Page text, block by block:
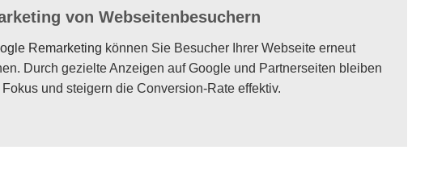
von Webseitenbesuchern
Remarketing können Sie Besucher Ihrer Webseite erneut
Durch gezielte Anzeigen auf Google und Partnerseiten bleiben
und steigern die Conversion-Rate effektiv.